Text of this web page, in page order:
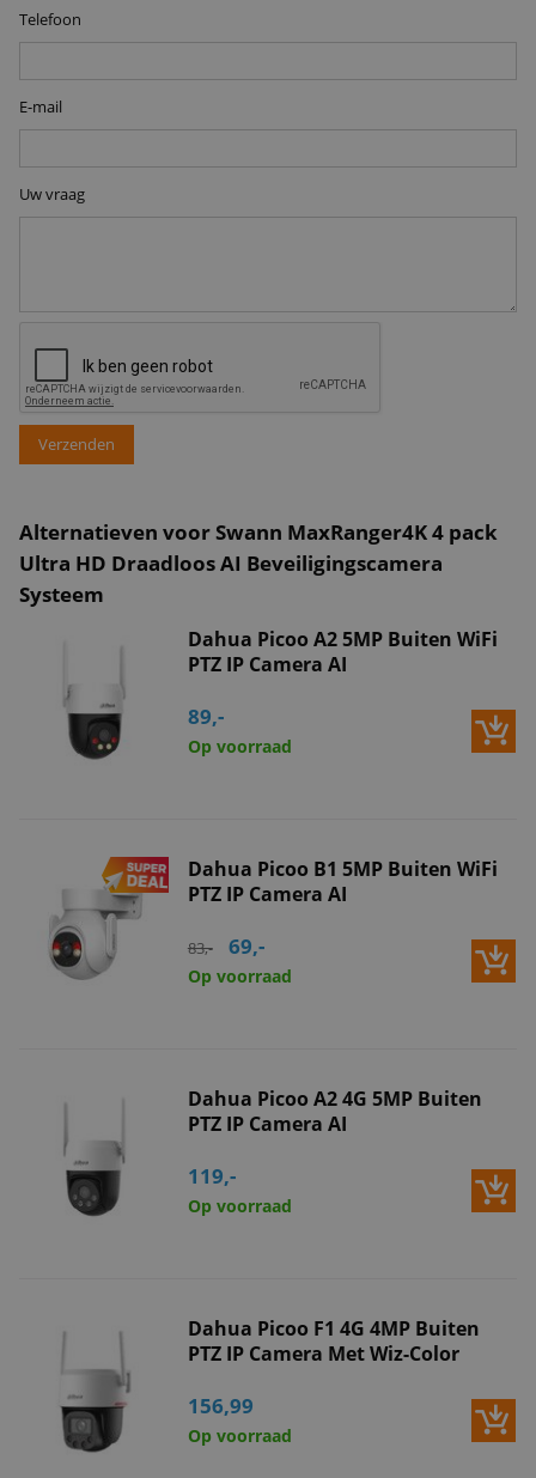
Telefoon
E-mail
Uw vraag
Verzenden
Alternatieven voor Swann MaxRanger4K 4 pack
Ultra HD Draadloos AI Beveiligingscamera
Systeem
Dahua Picoo A2 5MP Buiten WiFi
PTZ IP Camera AI
89,-
Op voorraad
Dahua Picoo B1 5MP Buiten WiFi
PTZ IP Camera AI
83,- 69,-
Op voorraad
Dahua Picoo A2 4G 5MP Buiten
PTZ IP Camera AI
119,-
Op voorraad
Dahua Picoo F1 4G 4MP Buiten
PTZ IP Camera Met Wiz-Color
156,99
Op voorraad